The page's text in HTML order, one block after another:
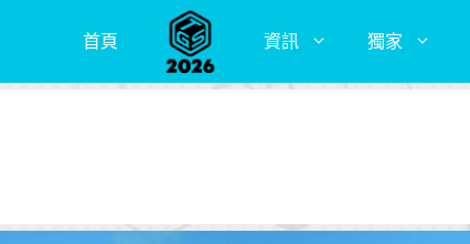
首頁 資訊 獨家